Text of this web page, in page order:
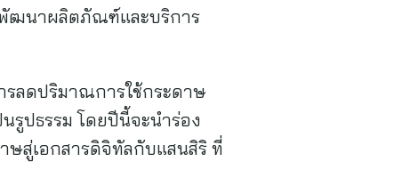
พัฒนาผลิตภัณฑ์และบริการ
รลดปริมาณการใช้กระดาษ
รูปธรรม โดยปีนี้จะนำร่อง
ษสู่เอกสารดิจิทัลกับแสนสิริ ที่